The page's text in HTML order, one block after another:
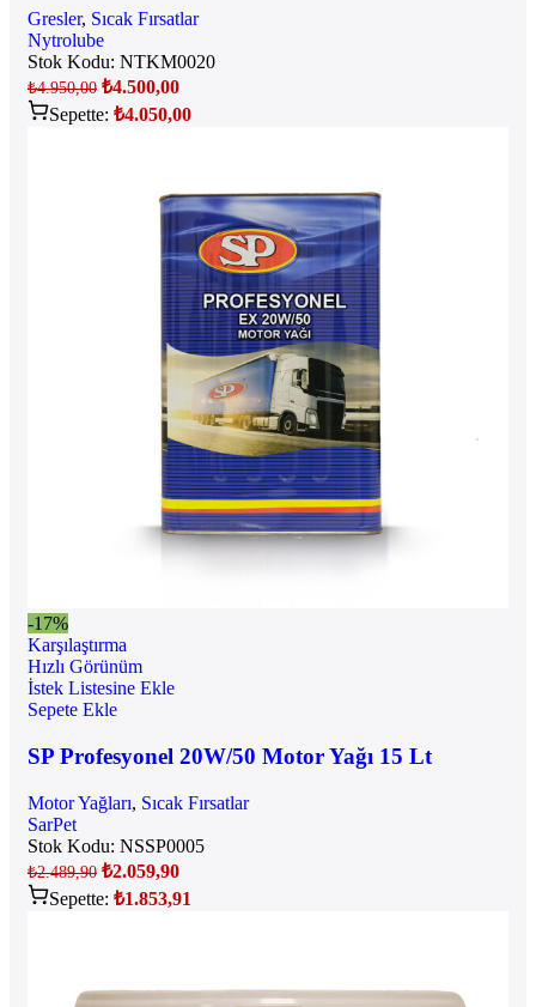
Gresler, Sıcak Fırsatlar
Nytrolube
Stok Kodu: NTKM0020
₺4.950,00 ₺4.500,00
Sepette: ₺4.050,00
-17%
Karşılaştırma
Hızlı Görünüm
İstek Listesine Ekle
Sepete Ekle
SP Profesyonel 20W/50 Motor Yağı 15 Lt
Motor Yağları, Sıcak Fırsatlar
SarPet
Stok Kodu: NSSP0005
₺2.489,90 ₺2.059,90
Sepette: ₺1.853,91